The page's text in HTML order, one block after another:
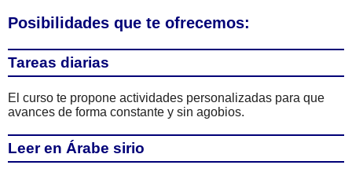
Posibilidades que te ofrecemos:
Tareas diarias
El curso te propone actividades personalizadas para que
avances de forma constante y sin agobios.
Leer en Árabe sirio